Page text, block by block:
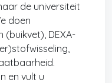
de universiteit
doen
DEXA-
en vult u